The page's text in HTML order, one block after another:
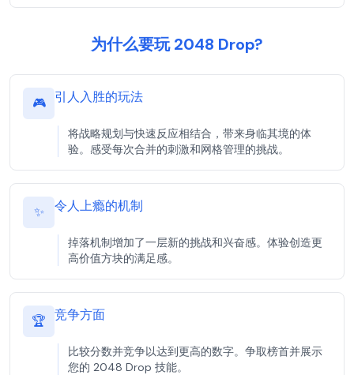
为什么要玩 2048 Drop?
🎮 引人入胜的玩法
将战略规划与快速反应相结合，带来身临其境的体
验。感受每次合并的刺激和网格管理的挑战。
✨ 令人上瘾的机制
掉落机制增加了一层新的挑战和兴奋感。体验创造更
高价值方块的满足感。
🏆 竞争方面
比较分数并竞争以达到更高的数字。争取榜首并展示
您的 2048 Drop 技能。